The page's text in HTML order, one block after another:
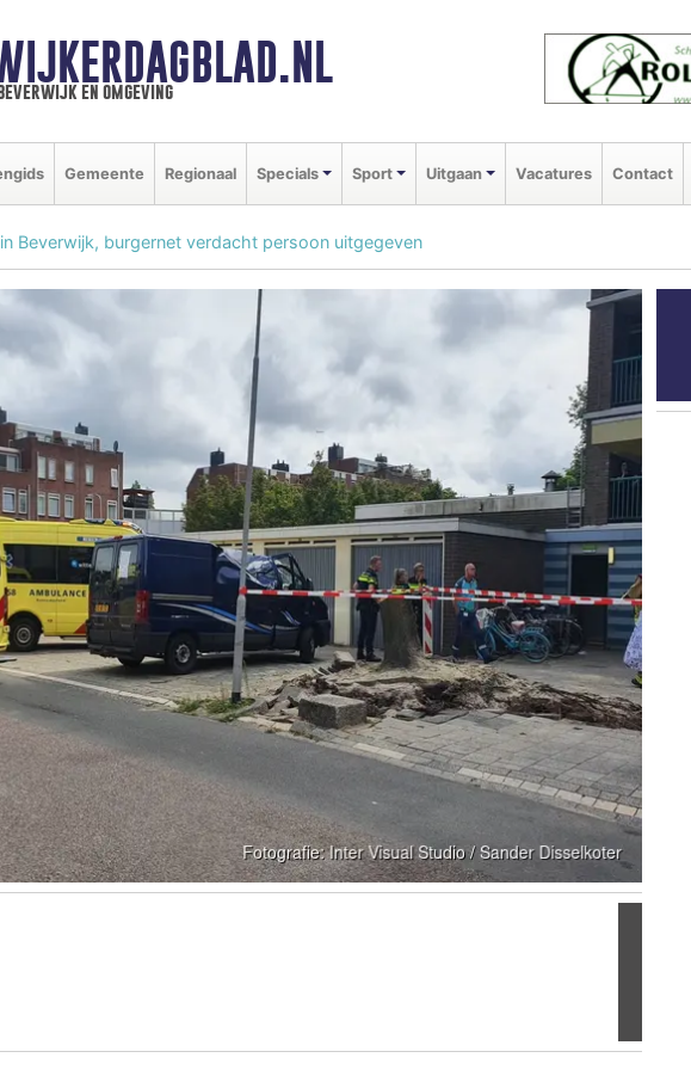
en omgeving
Gemeente Regionaal Specials Sport Uitgaan Vacatures Contact
Beverwijk, burgernet verdacht persoon uitgegeven